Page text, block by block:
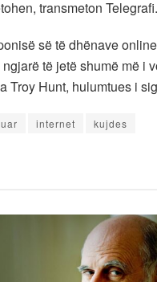
transmeton Telegrafi.
së të dhënave
të jetë shumë më i
Troy Hunt, hulumtues i
internet kujdes